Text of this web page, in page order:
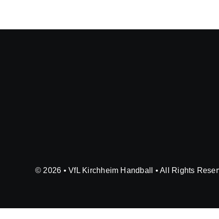
© 2026 • VfL Kirchheim Handball • All Rights